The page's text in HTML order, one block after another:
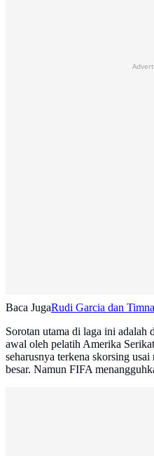
Baca JugaRudi Garcia dan
Sorotan utama di laga ini
awal oleh pelatih Amerika
seharusnya terkena skorsing
besar. Namun FIFA